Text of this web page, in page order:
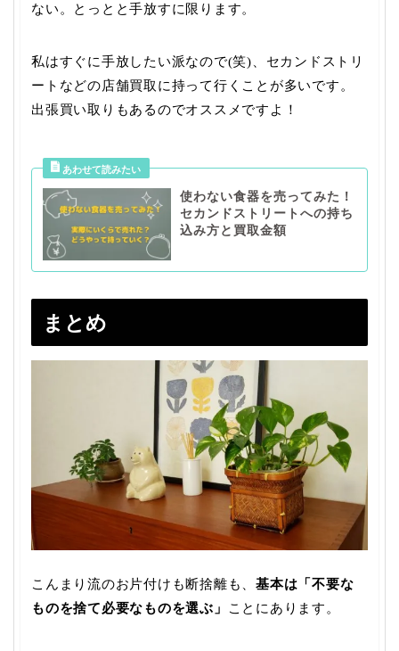
ない。とっとと手放すに限ります。
私はすぐに手放したい派なので(笑)、セカンドストリ
ートなどの店舗買取に持って行くことが多いです。
出張買い取りもあるのでオススメですよ！
使わない食器を売ってみた！
セカンドストリートへの持ち
込み方と買取金額
まとめ
こんまり流のお片付けも断捨離も、基本は「不要な
ものを捨て必要なものを選ぶ」
ことにあります。